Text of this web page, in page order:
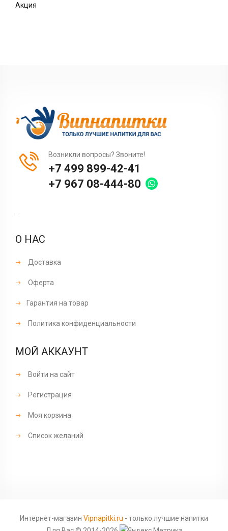
Акция
Возникли вопросы? Звоните!
+7 499 899-42-41
+7 967 08-444-80
..
О НАС
Доставка
Оферта
Гарантия на товар
Политика конфиденциальности
МОЙ АККАУНТ
Войти на сайт
Регистрация
Моя корзина
Список желаний
Интернет-магазин Vipnapitki.ru - только лучшие напитки